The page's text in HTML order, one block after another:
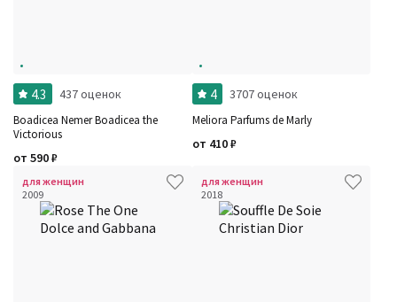
4.3 437 оценок
Boadicea Nemer Boadicea the
Victorious
от 590₽
4 3707 оценок
Meliora Parfums de Marly
от 410₽
для женщин
2009
для женщин
2018